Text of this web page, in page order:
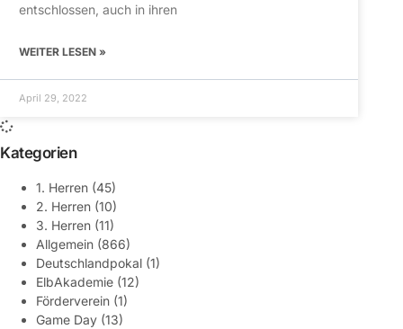
entschlossen, auch in ihren
WEITER LESEN »
April 29, 2022
Kategorien
1. Herren (45)
2. Herren (10)
3. Herren (11)
Allgemein (866)
Deutschlandpokal (1)
ElbAkademie (12)
Förderverein (1)
Game Day (13)